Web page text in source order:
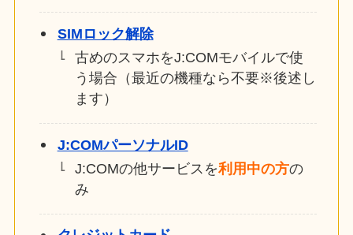
SIMロック解除
古めのスマホをJ:COMモバイルで使
う場合（最近の機種なら不要※後述し
ます）
J:COMパーソナルID
J:COMの他サービスを利用中の方の
み